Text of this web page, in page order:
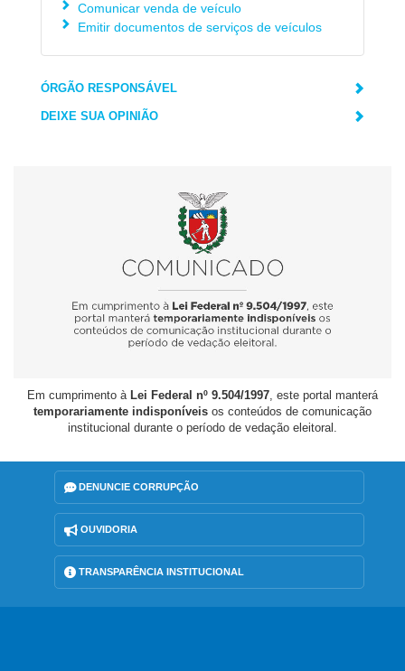
Comunicar venda de veículo
Emitir documentos de serviços de veículos
ÓRGÃO RESPONSÁVEL
DEIXE SUA OPINIÃO
Em cumprimento à Lei Federal nº 9.504/1997, este portal manterá
temporariamente indisponíveis os conteúdos de comunicação
institucional durante o período de vedação eleitoral.
DENUNCIE CORRUPÇÃO
OUVIDORIA
TRANSPARÊNCIA INSTITUCIONAL